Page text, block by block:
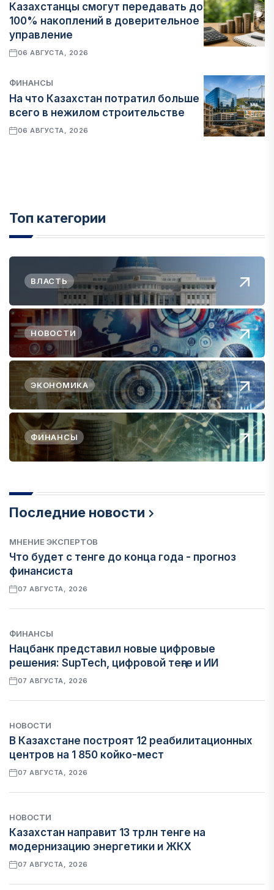
Казахстанцы смогут передавать до
100% накоплений в доверительное
управление
06 АВГУСТА, 2026
ФИНАНСЫ
На что Казахстан потратил больше
всего в нежилом строительстве
06 АВГУСТА, 2026
Топ категории
ВЛАСТЬ
НОВОСТИ
ЭКОНОМИКА
ФИНАНСЫ
Последние новости
МНЕНИЕ ЭКСПЕРТОВ
Что будет с тенге до конца года - прогноз
финансиста
07 АВГУСТА, 2026
ФИНАНСЫ
Нацбанк представил новые цифровые
решения: SupTech, цифровой теңге и ИИ
07 АВГУСТА, 2026
НОВОСТИ
В Казахстане построят 12 реабилитационных
центров на 1 850 койко-мест
07 АВГУСТА, 2026
НОВОСТИ
Казахстан направит 13 трлн тенге на
модернизацию энергетики и ЖКХ
07 АВГУСТА, 2026